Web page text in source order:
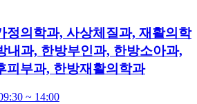
정의학과, 사상체질과, 재활의학
내과, 한방부인과, 한방소아과,
피부과, 한방재활의학과
~ 14:00